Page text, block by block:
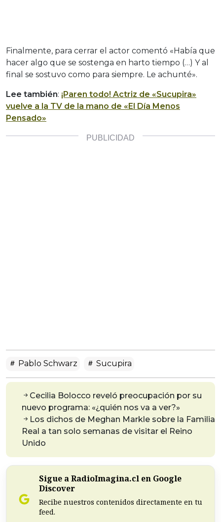
Finalmente, para cerrar el actor comentó «Había que
hacer algo que se sostenga en harto tiempo (…) Y al
final se sostuvo como para siempre. Le achunté».
Lee también: ¡Paren todo! Actriz de «Sucupira»
vuelve a la TV de la mano de «El Día Menos
Pensado»
Pablo Schwarz Sucupira
Cecilia Bolocco reveló preocupación por su
nuevo programa: «¿quién nos va a ver?»
Los dichos de Meghan Markle sobre la Familia
Real a tan solo semanas de visitar el Reino
Unido
Sigue a RadioImagina.cl en Google
Discover
Recibe nuestros contenidos directamente en tu
feed.